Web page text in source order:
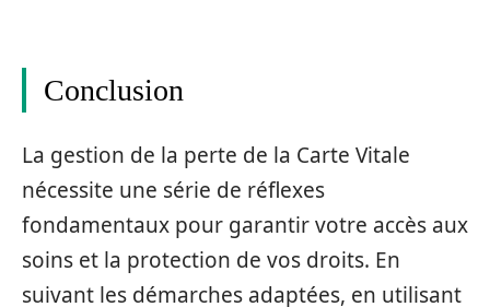
Conclusion
La gestion de la perte de la Carte Vitale
nécessite une série de réflexes
fondamentaux pour garantir votre accès aux
soins et la protection de vos droits. En
suivant les démarches adaptées, en utilisant